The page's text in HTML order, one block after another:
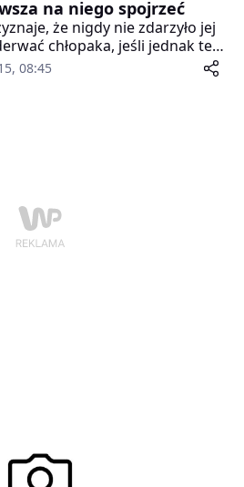
na niego spojrzeć
że nigdy nie zdarzyło jej
chłopaka, jeśli jednak ten
na niego wymownie lub
Modelka kokietowania
08:45